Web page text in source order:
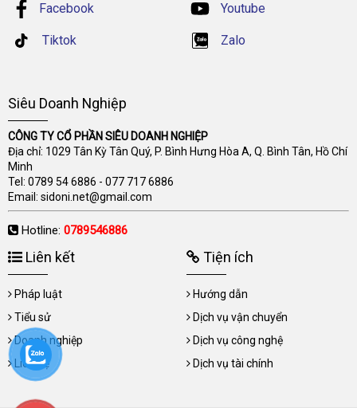
Facebook Youtube
Tiktok Zalo
Siêu Doanh Nghiệp
CÔNG TY CỔ PHẦN SIÊU DOANH NGHIỆP
Địa chỉ: 1029 Tân Kỳ Tân Quý, P. Bình Hưng Hòa A, Q. Bình Tân, Hồ Chí
Minh
Tel: 0789 54 6886 - 077 717 6886
Email: sidoni.net@gmail.com
Hotline: 0789546886
Liên kết
Pháp luật
Tiểu sử
Doanh nghiệp
Liên hệ
Tiện ích
Hướng dẫn
Dịch vụ vận chuyển
Dịch vụ công nghệ
Dịch vụ tài chính